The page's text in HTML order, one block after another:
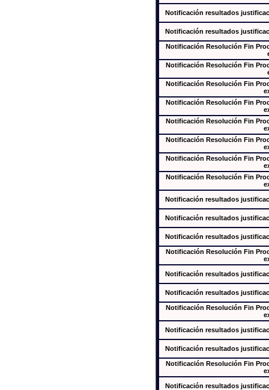
Notificación resultados
Notificación resultados
Notificación Resolución Fin
Notificación Resolución Fin
Notificación Resolución Fin
Notificación Resolución Fin
Notificación Resolución Fin
Notificación Resolución Fin
Notificación Resolución Fin
Notificación Resolución Fin
Notificación resultados
Notificación resultados
Notificación resultados
Notificación Resolución Fin
Notificación resultados
Notificación resultados
Notificación Resolución Fin
Notificación resultados
Notificación resultados
Notificación Resolución Fin
Notificación resultados